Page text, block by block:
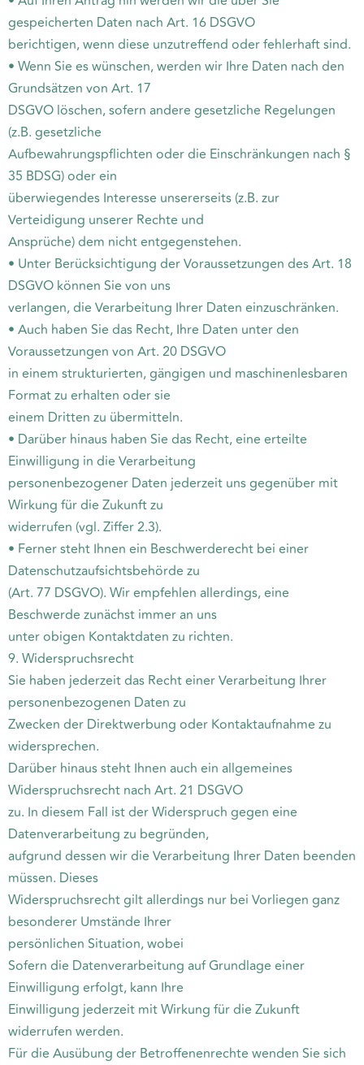
gespeicherten Daten nach Art. 16 DSGVO
berichtigen, wenn diese unzutreffend oder fehlerhaft sind.
• Wenn Sie es wünschen, werden wir Ihre Daten nach den
Grundsätzen von Art. 17
DSGVO löschen, sofern andere gesetzliche Regelungen
(z.B. gesetzliche
Aufbewahrungspflichten oder die Einschränkungen nach §
35 BDSG) oder ein
überwiegendes Interesse unsererseits (z.B. zur
Verteidigung unserer Rechte und
Ansprüche) dem nicht entgegenstehen.
• Unter Berücksichtigung der Voraussetzungen des Art. 18
DSGVO können Sie von uns
verlangen, die Verarbeitung Ihrer Daten einzuschränken.
• Auch haben Sie das Recht, Ihre Daten unter den
Voraussetzungen von Art. 20 DSGVO
in einem strukturierten, gängigen und maschinenlesbaren
Format zu erhalten oder sie
einem Dritten zu übermitteln.
• Darüber hinaus haben Sie das Recht, eine erteilte
Einwilligung in die Verarbeitung
personenbezogener Daten jederzeit uns gegenüber mit
Wirkung für die Zukunft zu
widerrufen (vgl. Ziffer 2.3).
• Ferner steht Ihnen ein Beschwerderecht bei einer
Datenschutzaufsichtsbehörde zu
(Art. 77 DSGVO). Wir empfehlen allerdings, eine
Beschwerde zunächst immer an uns
unter obigen Kontaktdaten zu richten.
9. Widerspruchsrecht
Sie haben jederzeit das Recht einer Verarbeitung Ihrer
personenbezogenen Daten zu
Zwecken der Direktwerbung oder Kontaktaufnahme zu
widersprechen.
Darüber hinaus steht Ihnen auch ein allgemeines
Widerspruchsrecht nach Art. 21 DSGVO
zu. In diesem Fall ist der Widerspruch gegen eine
Datenverarbeitung zu begründen,
aufgrund dessen wir die Verarbeitung Ihrer Daten beenden
müssen. Dieses
Widerspruchsrecht gilt allerdings nur bei Vorliegen ganz
besonderer Umstände Ihrer
persönlichen Situation, wobei
Sofern die Datenverarbeitung auf Grundlage einer
Einwilligung erfolgt, kann Ihre
Einwilligung jederzeit mit Wirkung für die Zukunft
widerrufen werden.
Für die Ausübung der Betroffenenrechte wenden Sie sich